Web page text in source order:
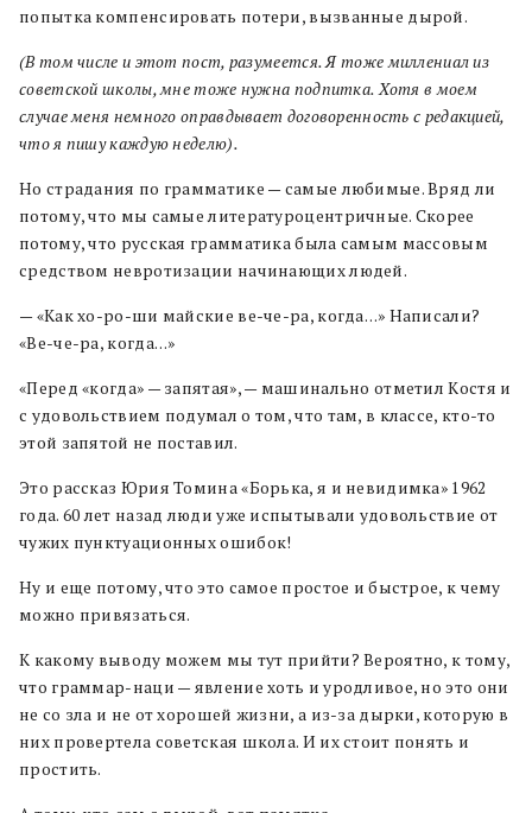
попытка компенсировать потери, вызванные дырой.
(В том числе и этот пост, разумеется. Я тоже миллениал из
советской школы, мне тоже нужна подпитка. Хотя в моем
случае меня немного оправдывает договоренность с редакцией,
что я пишу каждую неделю).
Но страдания по грамматике — самые любимые. Вряд ли
потому, что мы самые литературоцентричные. Скорее
потому, что русская грамматика была самым массовым
средством невротизации начинающих людей.
— «Как хо-ро-ши майские ве-че-ра, когда…» Написали?
«Ве-че-ра, когда…»
«Перед «когда» — запятая», — машинально отметил Костя и
с удовольствием подумал о том, что там, в классе, кто-то
этой запятой не поставил.
Это рассказ Юрия Томина «Борька, я и невидимка» 1962
года. 60 лет назад люди уже испытывали удовольствие от
чужих пунктуационных ошибок!
Ну и еще потому, что это самое простое и быстрое, к чему
можно привязаться.
К какому выводу можем мы тут прийти? Вероятно, к тому,
что граммар-наци — явление хоть и уродливое, но это они
не со зла и не от хорошей жизни, а из-за дырки, которую в
них провертела советская школа. И их стоит понять и
простить.